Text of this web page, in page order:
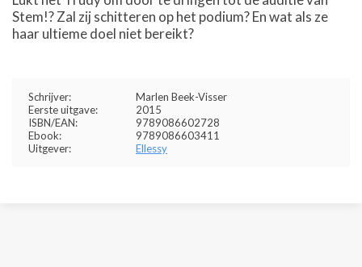
Stem!? Zal zij schitteren op het podium? En wat als ze
haar ultieme doel niet bereikt?
Schrijver:
Marlen Beek-Visser
Eerste uitgave:
2015
ISBN/EAN:
9789086602728
Ebook:
9789086603411
Uitgever:
Ellessy